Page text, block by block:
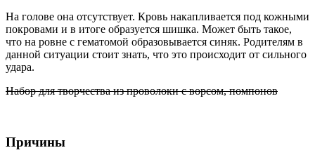
На голове она отсутствует. Кровь накапливается под кожными
покровами и в итоге образуется шишка. Может быть такое,
что на ровне с гематомой образовывается синяк. Родителям в
данной ситуации стоит знать, что это происходит от сильного
удара.
Набор для творчества из проволоки с ворсом, помпонов
Причины